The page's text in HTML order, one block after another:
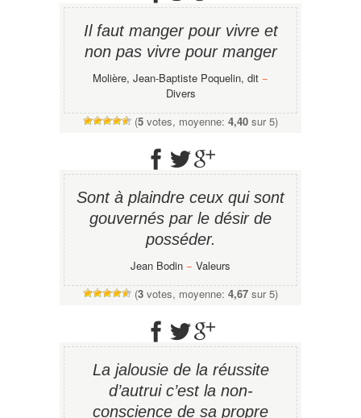
Il faut manger pour vivre et
non pas vivre pour manger
Molière, Jean-Baptiste Poquelin, dit −
Divers
(5 votes, moyenne: 4,40 sur 5)
Sont à plaindre ceux qui sont
gouvernés par le désir de
posséder.
Jean Bodin − Valeurs
(3 votes, moyenne: 4,67 sur 5)
La jalousie de la réussite
d’autrui c’est la non-
conscience de sa propre